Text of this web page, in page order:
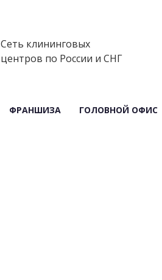
Сеть клининговых
центров по России и СНГ
ФРАНШИЗА ГОЛОВНОЙ ОФИС